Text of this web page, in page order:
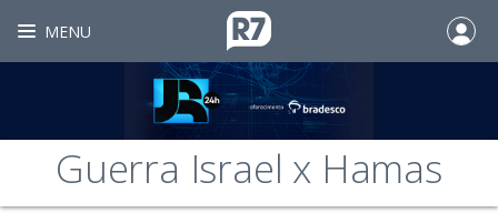
MENU
Guerra Israel x Hamas